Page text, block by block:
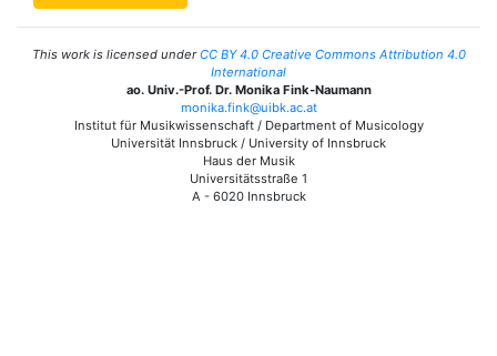
This work is licensed underCC BY 4.0 Creative Commons Attribution 4.0
International
ao. Univ.-Prof. Dr. Monika Fink-Naumann
monika.fink@uibk.ac.at
Institut für Musikwissenschaft / Department of Musicology
Universität Innsbruck / University of Innsbruck
Haus der Musik
Universitätsstraße 1
A - 6020 Innsbruck